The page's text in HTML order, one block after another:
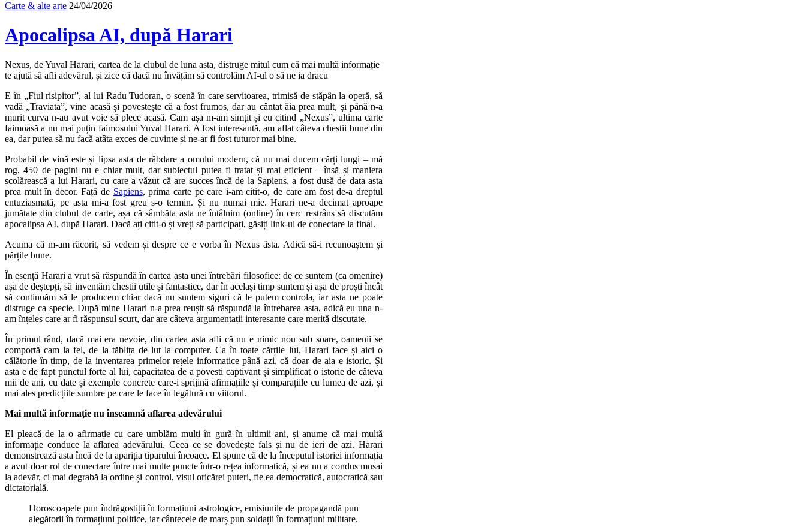
Carte & alte arte 24/04/2026
Apocalipsa AI, după Harari
Nexus, de Yuval Harari, cartea de la clubul de luna asta, distruge mitul cum că mai multă informație
te ajută să afli adevărul, și zice că dacă nu învățăm să controlăm AI-ul o să ne ia dracu
E în „Fiul risipitor”, al lui Radu Tudoran, o scenă în care servitoarea, trimisă de stăpân la operă, să
vadă „Traviata”, vine acasă și povestește că a fost frumos, dar au cântat ăia prea mult, și până n-a
murit curva n-au avut voie să plece acasă. Cam așa m-am simțit și eu citind „Nexus”, ultima carte
faimoasă a nu mai puțin faimosului Yuval Harari. A fost interesantă, am aflat câteva chestii bune din
ea, dar putea să nu facă atâta exces de cuvinte și ne-ar fi fost tuturor mai bine.
Probabil de vină este și lipsa asta de răbdare a omului modern, că nu mai ducem cărți lungi – mă
rog, 450 de pagini nu e chiar mult, dar subiectul putea fi tratat și mai eficient – însă și maniera
școlărească a lui Harari, cu care a văzut că are succes încă de la Sapiens, a fost dusă de data asta
prea mult în decor. Față de Sapiens, prima carte pe care i-am citit-o, de care am fost de-a dreptul
entuziasmată, pe asta mi-a fost greu s-o termin. Și nu numai mie. Harari ne-a decimat aproape
jumătate din clubul de carte, așa că sâmbăta asta ne întâlnim (online) în cerc restrâns să discutăm
apocalipsa AI, după Harari. Dacă ați citit-o și vreți să participați, găsiți link-ul de conectare la final.
Acuma că m-am răcorit, să vedem și despre ce e vorba în Nexus ăsta. Adică să-i recunoaștem și
părțile bune.
În esență Harari a vrut să răspundă în cartea asta unei întrebări filosofice: de ce suntem (ca omenire)
așa de deștepți, să inventăm chestii utile și fantastice, dar în același timp suntem și așa de proști încât
să continuăm să le producem chiar dacă nu suntem siguri că le putem controla, iar asta ne poate
distruge ca specie. După mine Harari n-a prea reușit să răspundă la întrebarea asta, adică eu una n-
am înțeles care ar fi răspunsul scurt, dar are câteva argumentații interesante care merită discutate.
În primul rând, dacă mai era nevoie, din cartea asta afli că nu e nimic nou sub soare, oamenii se
comportă cam la fel, de la tăblița de lut la computer. Ca în toate cărțile lui, Harari face și aici o
călătorie în timp, de la inventarea primelor rețele informatice până azi, că doar de aia e istoric. Și
asta e de fapt punctul forte al lui, capacitatea de a povesti captivant și simplificat o istorie de câteva
mii de ani, cu date și exemple concrete care-i sprijină afirmațiile și comparațiile cu lumea de azi, și
mai ales predicțiile sumbre pe care le face în legătură cu viitorul.
Mai multă informație nu înseamnă aflarea adevărului
El pleacă de la o afirmație cu care umblăm mulți în gură în ultimii ani, și anume că mai multă
informație conduce la aflarea adevărului. Ceea ce se dovedește fals și nu de ieri de azi. Harari
demonstrează asta încă de la apariția tiparului încoace. El spune că de la începutul istoriei informația
a avut doar rol de conectare între mai multe puncte într-o rețea informatică, și ea nu a condus musai
la adevăr, ci mai degrabă la ordine și control, visul oricărei puteri, fie ea democratică, autocratică sau
dictatorială.
Horoscoapele pun îndrăgostiții în formațiuni astrologice, emisiunile de propagandă pun
alegătorii în formațiuni politice, iar cântecele de marș pun soldații în formațiuni militare.